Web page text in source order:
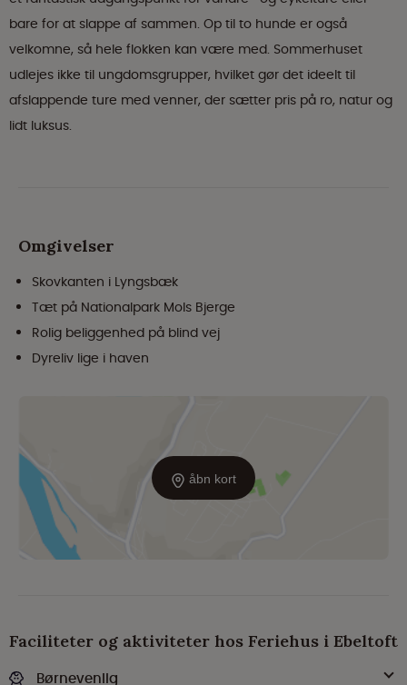
bare for at slappe af sammen. Op til to hunde er også
velkomne, så hele flokken kan være med. Sommerhuset
udlejes ikke til ungdomsgrupper, hvilket gør det ideelt til
afslappende ture med venner, der sætter pris på ro, natur og
lidt luksus.
åbn kort
Omgivelser
Skovkanten i Lyngsbæk
Tæt på Nationalpark Mols Bjerge
Rolig beliggenhed på blind vej
Dyreliv lige i haven
Faciliteter og aktiviteter hos Feriehus i Ebeltoft
Børnevenlig